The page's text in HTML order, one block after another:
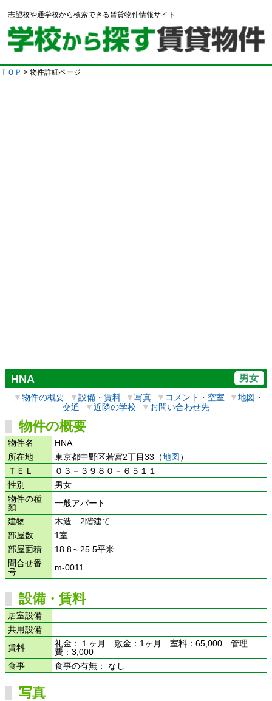
志望校や通学校から検索できる賃貸物件情報サイト
ＴＯＰ > 物件詳細ページ
HNA 男女
▼物件の概要 ▼設備・賃料 ▼写真 ▼ コメント・空室 ▼地図・
交通
▼近隣の学校 ▼ お問い合わせ先
物件の概要
物件名
HNA
所在地
東京都中野区若宮2丁目33（地図 ）
ＴＥＬ
０３－３９８０－６５１１
性別
男女
物件の種
類
一般アパート
建物
木造 2階建て
部屋数
1室
部屋面積
18.8～25.5平米
問合せ番
号
m-0011
設備・賃料
居室設備
共用設備
賃料
礼金：１ヶ月 敷金：1ヶ月 室料：65,000 管理
費：3,000
食事
食事の有無： なし
写真